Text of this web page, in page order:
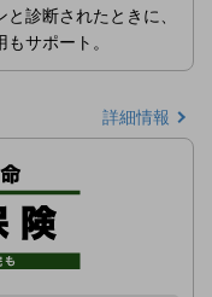
診断されたときに、
サポート。
詳細情報